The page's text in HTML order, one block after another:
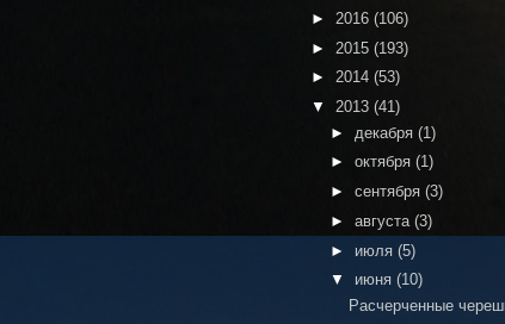
► 2016 (106)
► 2015 (193)
► 2014 (53)
▼ 2013 (41)
► декабря (1)
► октября (1)
► сентября (3)
► августа (3)
► июля (5)
▼ июня (10)
Расчерченные